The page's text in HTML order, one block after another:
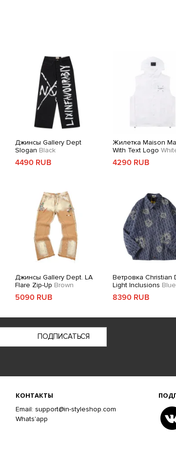
Джинсы Gallery Dept
Slogan Black
4490 RUB
Жилетка Maison
With Text Logo
4290 RUB
Джинсы Gallery Dept. LA
Flare Zip-Up Brown
5090 RUB
Ветровка Christian
Light Inclusions Blue
8390 RUB
ПОДПИСАТЬСЯ
КОНТАКТЫ
Email: support@in-styleshop.com
Whats'app